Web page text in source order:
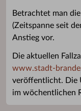
Betrachtet man
(Zeitspanne seit
Anstieg vor.
Die aktuellen
www.stadt-
veröffentlicht. Die
im wöchentlichen